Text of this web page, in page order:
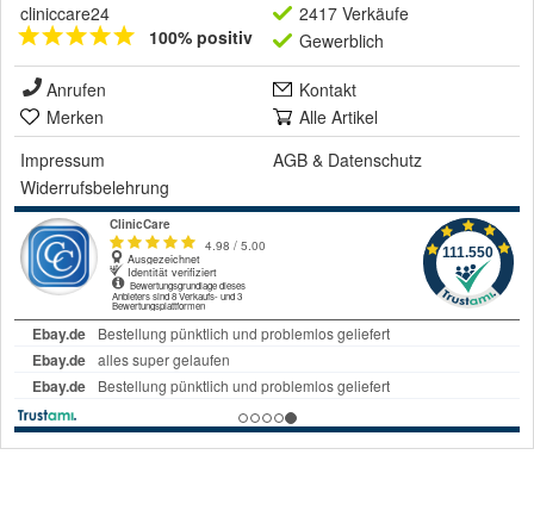
cliniccare24
100% positiv
2417 Verkäufe
Gewerblich
Anrufen
Kontakt
Merken
Alle Artikel
Impressum
AGB & Datenschutz
Widerrufsbelehrung